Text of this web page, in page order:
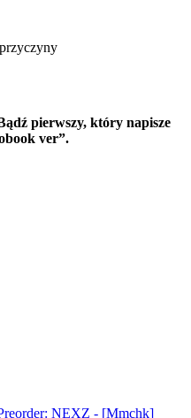
pierwszy, który napisze
ver”.
NEXZ - [Mmchk]